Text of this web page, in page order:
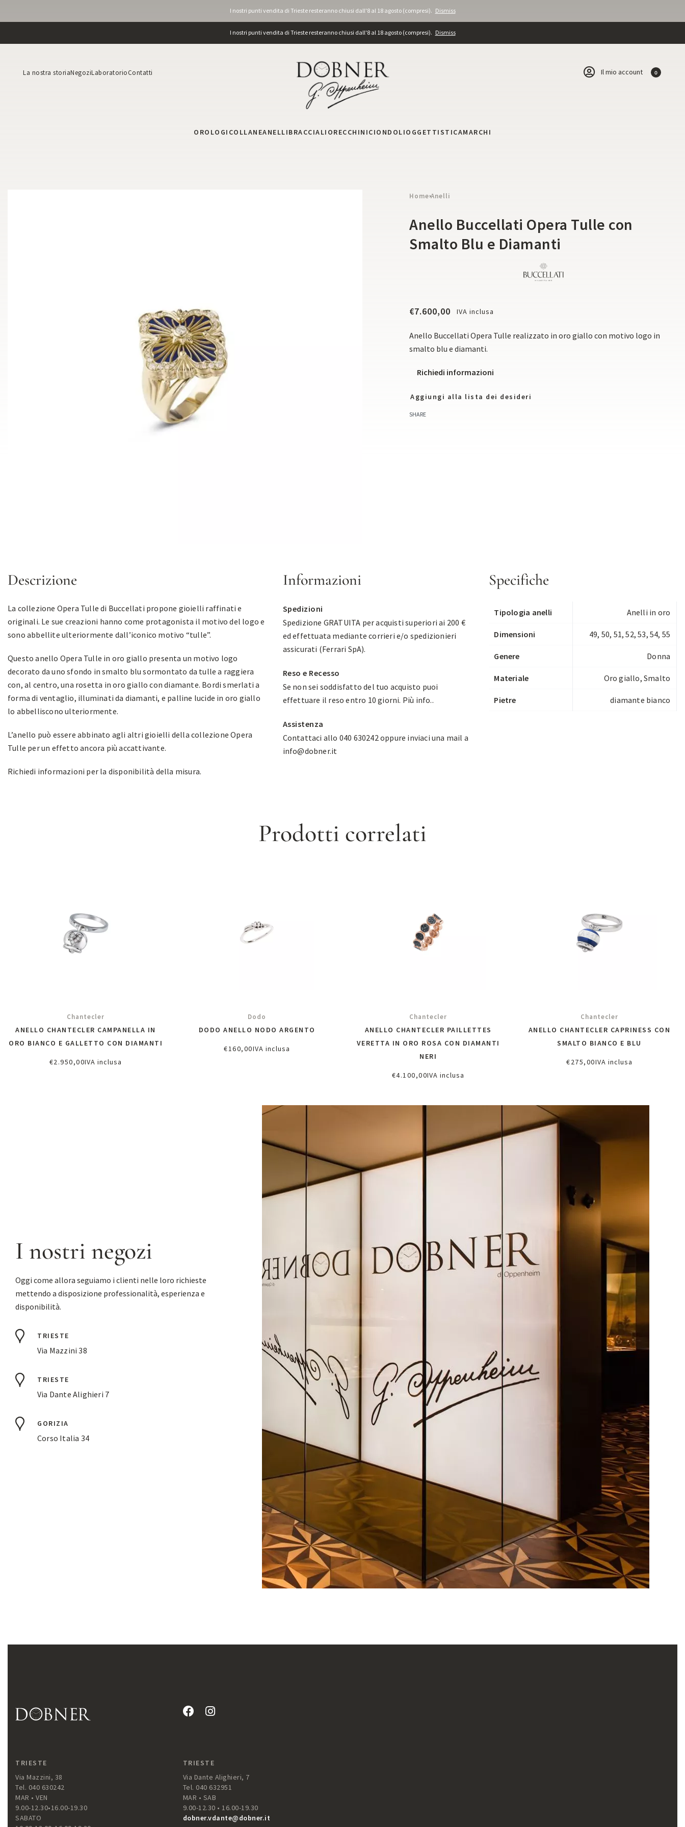
I nostri punti vendita di Trieste resteranno chiusi dall'8 al 18 agosto (compresi). Dismiss
I nostri punti vendita di Trieste resteranno chiusi dall'8 al 18 agosto (compresi). Dismiss
La nostra storiaNegoziLaboratorioContatti Il mio account 0
OROLOGI COLLANEANELLIBRACCIALI ORECCHINICIONDOLIOGGETTISTICAMARCHI
Home›Anelli
Anello Buccellati Opera Tulle con
Smalto Blu e Diamanti
€7.600,00 IVA inclusa
Anello Buccellati Opera Tulle realizzato in oro giallo con motivo logo in
smalto blu e diamanti.
Richiedi informazioni
Aggiungi alla lista dei desideri
SHARE
Descrizione
La collezione Opera Tulle di Buccellati propone gioielli raffinati e
originali. Le sue creazioni hanno come protagonista il motivo del logo e
sono abbellite ulteriormente dall’iconico motivo “tulle”.
Questo anello Opera Tulle in oro giallo presenta un motivo logo
decorato da uno sfondo in smalto blu sormontato da tulle a raggiera
con, al centro, una rosetta in oro giallo con diamante. Bordi smerlati a
forma di ventaglio, illuminati da diamanti, e palline lucide in oro giallo
lo abbelliscono ulteriormente.
L’anello può essere abbinato agli altri gioielli della collezione Opera
Tulle per un effetto ancora più accattivante.
Richiedi informazioni per la disponibilità della misura.
Informazioni
Spedizioni
Spedizione GRATUITA per acquisti superiori ai 200 €
ed effettuata mediante corrieri e/o spedizionieri
assicurati (Ferrari SpA).
Reso e Recesso
Se non sei soddisfatto del tuo acquisto puoi
effettuare il reso entro 10 giorni. Più info..
Assistenza
Contattaci allo 040 630242 oppure inviaci una mail a
info@dobner.it
Specifiche
Tipologia anelli Anelli in oro
Dimensioni 49, 50, 51, 52, 53, 54, 55
Genere Donna
Materiale Oro giallo, Smalto
Pietre diamante bianco
Prodotti correlati
Chantecler
ANELLO CHANTECLER CAMPANELLA IN
ORO BIANCO E GALLETTO CON DIAMANTI
€2.950,00IVA inclusa
Dodo
DODO ANELLO NODO ARGENTO
€160,00IVA inclusa
Chantecler
ANELLO CHANTECLER PAILLETTES
VERETTA IN ORO ROSA CON DIAMANTI
NERI
€4.100,00IVA inclusa
Chantecler
ANELLO CHANTECLER CAPRINESS CON
SMALTO BIANCO E BLU
€275,00IVA inclusa
I nostri negozi
Oggi come allora seguiamo i clienti nelle loro richieste
mettendo a disposizione professionalità, esperienza e
disponibilità.
TRIESTE
Via Mazzini 38
TRIESTE
Via Dante Alighieri 7
GORIZIA
Corso Italia 34
TRIESTE
Via Mazzini, 38
Tel. 040 630242
MAR • VEN
9.00-12.30•16.00-19.30
SABATO
TRIESTE
Via Dante Alighieri, 7
Tel. 040 632951
MAR • SAB
9.00-12.30 • 16.00-19.30
dobner.vdante@dobner.it